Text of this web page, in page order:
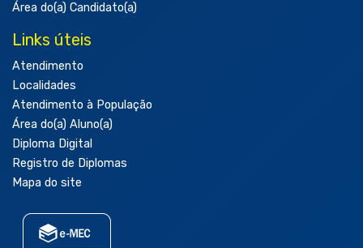
Área do(a) Candidato(a)
Links úteis
Atendimento
Localidades
Atendimento à População
Área do(a) Aluno(a)
Diploma Digital
Registro de Diplomas
Mapa do site